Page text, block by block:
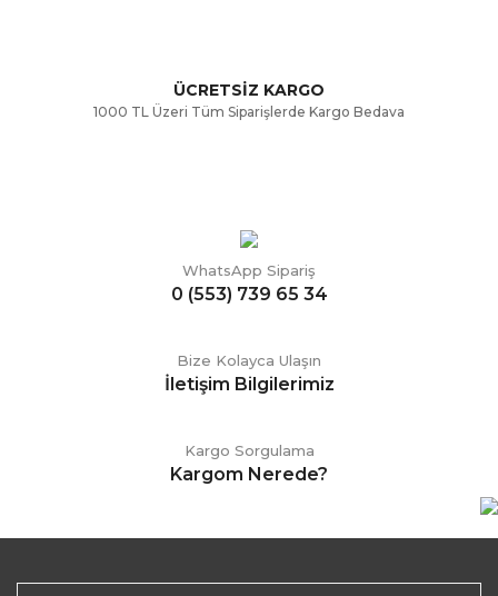
Gönder
ÜCRETSİZ KARGO
1000 TL Üzeri Tüm Siparişlerde Kargo Bedava
WhatsApp Sipariş
0 (553) 739 65 34
Bize Kolayca Ulaşın
İletişim Bilgilerimiz
Kargo Sorgulama
Kargom Nerede?